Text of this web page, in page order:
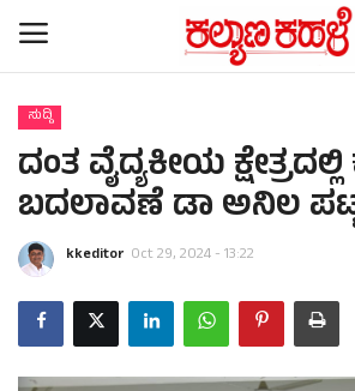
Home
Subscription
Contact
ರಾಷ್ಟ್ರೀಯ ಸುದ್ದಿ
ಸುದ್ದಿ
ದಂತ ವೈದ್ಯಕೀಯ
ಬದಲಾವಣೆ ಡಾ ಅನಿಲ
kkeditor Oct 29, 2024 - 13:22